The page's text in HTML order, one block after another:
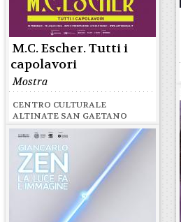
M.C. Escher. Tutti i
capolavori
Mostra
CENTRO CULTURALE
ALTINATE SAN GAETANO